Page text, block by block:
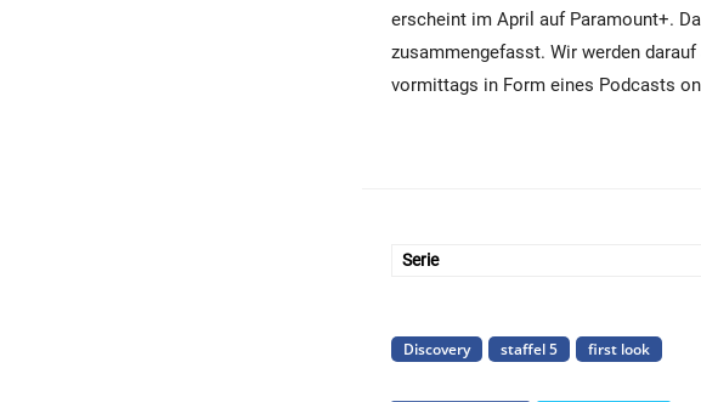
erscheint im April auf Paramount+.
zusammengefasst. Wir werden
vormittags in Form eines Podcasts
Serie
Discovery staffel 5 first look